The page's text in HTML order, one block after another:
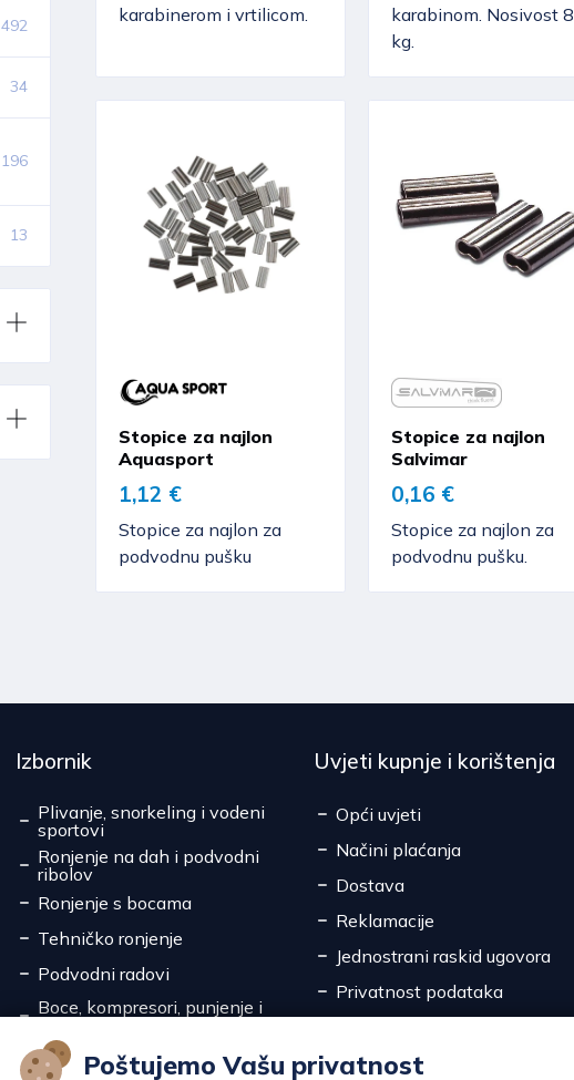
Poštujemo Vašu privatnost
492
34
196
13
karabinerom i vrtilicom.
karabinom. Nosivost
kg.
Stopice za najlon
Aquasport
1,12 €
Stopice za najlon za
podvodnu pušku
Stopice za najlon
Salvimar
0,16 €
Stopice za najlon za
podvodnu pušku.
Izbornik
Plivanje, snorkeling i vodeni
sportovi
Ronjenje na dah i podvodni
ribolov
Ronjenje s bocama
Tehničko ronjenje
Podvodni radovi
Boce, kompresori, punjenje i
Servis
Uvjeti kupnje i korištenja
Opći uvjeti
Načini plaćanja
Dostava
Reklamacije
Jednostrani raskid ugovora
Privatnost podataka
Kolačići